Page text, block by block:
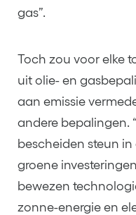
gas”.
Toch zou voor elke
uit olie- en
aan emissie
andere bepalingen.
bescheiden steun
groene
bewezen
zonne-energie en